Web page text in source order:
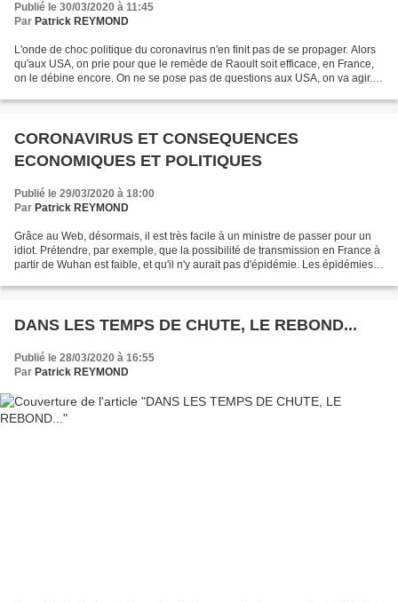
Publié le 30/03/2020 à 11:45
Par Patrick REYMOND
L'onde de choc politique du coronavirus n'en finit pas de se propager. Alors
qu'aux USA, on prie pour que le remède de Raoult soit efficace, en France,
on le débine encore. On ne se pose pas de questions aux USA, on va agir.
CORONAVIRUS ET CONSEQUENCES
ECONOMIQUES ET POLITIQUES
Publié le 29/03/2020 à 18:00
Par Patrick REYMOND
Grâce au Web, désormais, il est très facile à un ministre de passer pour un
idiot. Prétendre, par exemple, que la possibilité de transmission en France à
partir de Wuhan est faible, et qu'il n'y aurait pas d'épidémie. Les épidémies,
DANS LES TEMPS DE CHUTE, LE REBOND...
Publié le 28/03/2020 à 16:55
Par Patrick REYMOND